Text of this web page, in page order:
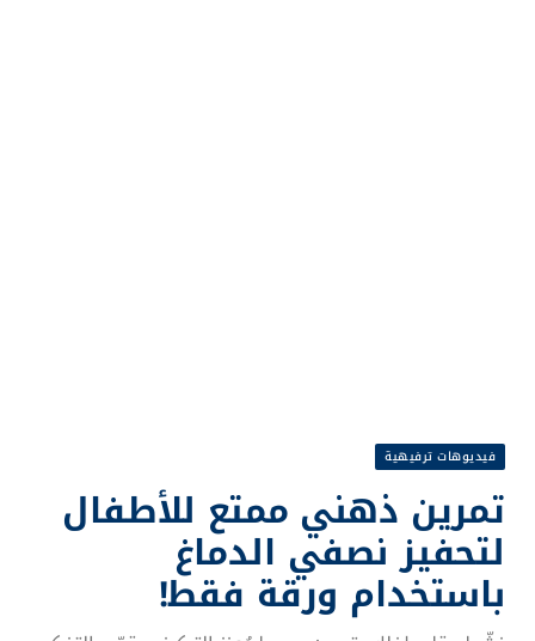
فيديوهات ترفيهية
تمرين ذهني ممتع للأطفال
لتحفيز نصفي الدماغ
باستخدام ورقة فقط!